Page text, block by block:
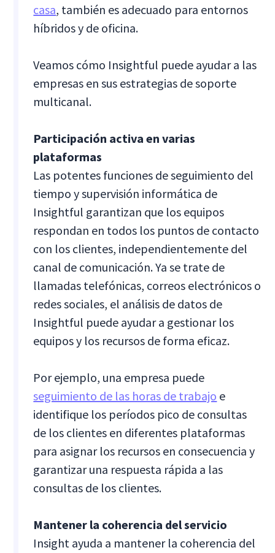
casa, también es adecuado para entornos
híbridos y de oficina.
Veamos cómo Insightful puede ayudar a las
empresas en sus estrategias de soporte
multicanal.
Participación activa en varias
plataformas
Las potentes funciones de seguimiento del
tiempo y supervisión informática de
Insightful garantizan que los equipos
respondan en todos los puntos de contacto
con los clientes, independientemente del
canal de comunicación. Ya se trate de
llamadas telefónicas, correos electrónicos o
redes sociales, el análisis de datos de
Insightful puede ayudar a gestionar los
equipos y los recursos de forma eficaz.
Por ejemplo, una empresa puede
seguimiento de las horas de trabajo e
identifique los períodos pico de consultas
de los clientes en diferentes plataformas
para asignar los recursos en consecuencia y
garantizar una respuesta rápida a las
consultas de los clientes.
Mantener la coherencia del servicio
Insight ayuda a mantener la coherencia del